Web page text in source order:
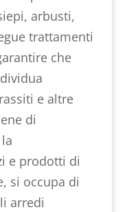
arbusti,
trattamenti
che
e altre
di
e prodotti di
si occupa di
arredi